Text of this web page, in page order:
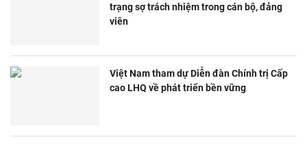
trạng sợ trách nhiệm trong cán bộ, đảng
viên
Việt Nam tham dự Diễn đàn Chính trị Cấp
cao LHQ về phát triển bền vững